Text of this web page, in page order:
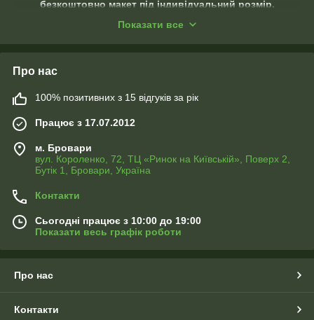
безкоштовно макет під індивідуальний розмір,
Ви можете замовити до фото штор подушки або наволочки
Показати все
Про нас
100% позитивних з 15 відгуків за рік
Працює з 17.07.2012
м. Бровари
вул. Короленко, 72, ТЦ «Ринок на Київській», Поверх 2,
Бутік 1, Бровари, Україна
Контакти
Сьогодні працює з 10:00 до 19:00
Показати весь графік роботи
Про нас
Контакти